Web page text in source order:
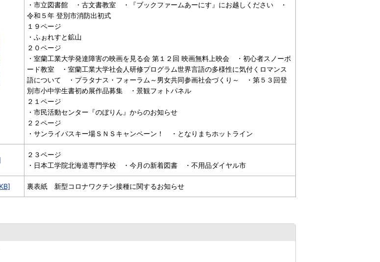
・市立図書館 ・古文書教室 ・『ブックファームあーにす』にお越しください ・
令和５年 登別市消防出初式
１９ページ
・ふぉれすと鉱山
２０ページ
・室蘭工業大学発達障害の映画を見る会 第１２回 映画無料上映会 ・初心者スノーボ
ード教室 ・室蘭工業大学社会人研修プログラム世界言語の多様性に気付くロマンス
語について ・プラタナス・フォーラム～男女共同参画社会づくり～ ・第５３回登
別市小中学生書初め展作品募集 ・景観フォトパネル
２１ページ
・市民活動センター『のぼりん』からのお知らせ
２２ページ
・サンライバスキー場ＳＮＳキャンペーン！ ・となりまちホットライン
２３ページ
・日本工学院北海道専門学校 ・今月の新着図書 ・不用品ダイヤル市
裏表紙 新型コロナワクチン接種に関するお知らせ